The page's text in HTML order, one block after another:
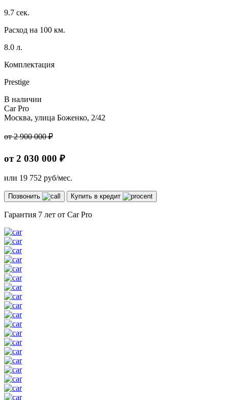
9.7 сек.
Расход на 100 км.
8.0 л.
Комплектация
Prestige
В наличии
Car Pro
Москва, улица Боженко, 2/42
от 2 900 000 ₽
от 2 030 000 ₽
или 19 752 руб/мес.
Позвонить Купить в кредит
Гарантия 7 лет от Car Pro